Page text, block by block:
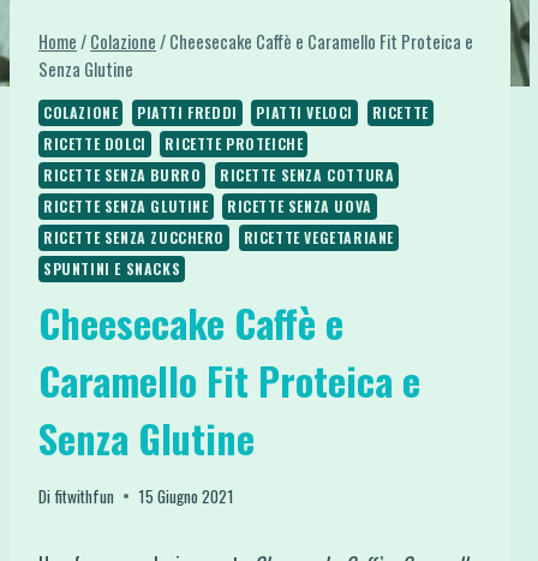
Home/Colazione/Cheesecake Caffè e Caramello Fit Proteica e
Senza Glutine
COLAZIONE PIATTI FREDDI PIATTI VELOCI
RICETTE
RICETTE DOLCI
RICETTE PROTEICHE
RICETTE SENZA BURRO
RICETTE SENZA COTTURA
RICETTE SENZA GLUTINE
RICETTE SENZA UOVA
RICETTE SENZA ZUCCHERO
RICETTE VEGETARIANE
SPUNTINI E SNACKS
Cheesecake Caffè e
Caramello Fit Proteica e
Senza Glutine
Difitwithfun 15 Giugno 2021